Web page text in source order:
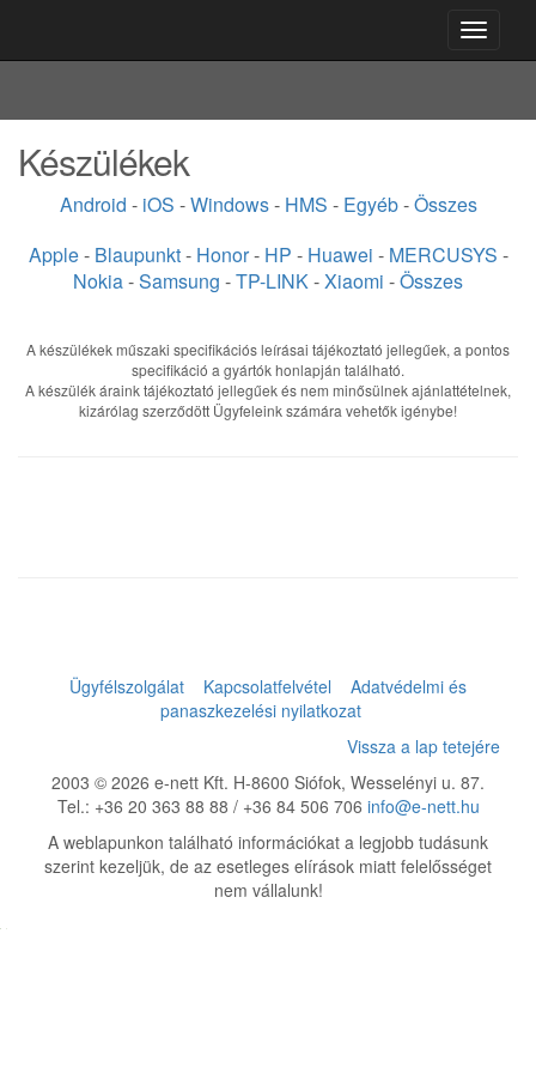
Toggle
Készülékek
Android - iOS -Windows- HMS - Egyéb-Összes
Apple- Blaupunkt- Honor- HP - Huawei - MERCUSYS -
Nokia-Samsung -TP-LINK-Xiaomi -Összes
A készülékek műszaki specifikációs leírásai tájékoztató jellegűek, a pontos
specifikáció a gyártók honlapján található.
A készülék áraink tájékoztató jellegűek és nem minősülnek ajánlattételnek,
kizárólag szerződött Ügyfeleink számára vehetők igénybe!
Ügyfélszolgálat Kapcsolatfelvétel
Adatvédelmi és
panaszkezelési nyilatkozat
Vissza a lap tetejére
2003 © 2026 e-nett Kft. H-8600 Siófok, Wesselényi u. 87.
Tel.: +36 20 363 88 88 / +36 84 506 706 info@e-nett.hu
A weblapunkon található információkat a legjobb tudásunk
szerint kezeljük, de az esetleges elírások miatt felelősséget
nem vállalunk!